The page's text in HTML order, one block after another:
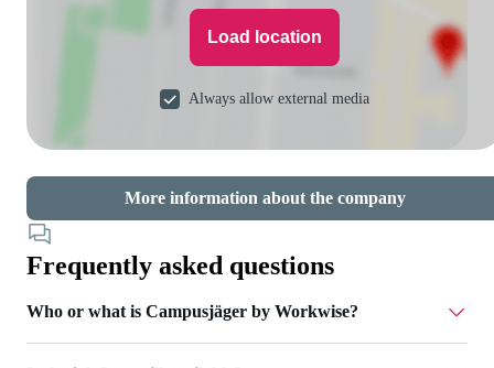
Load location
Always allow external media
More information about the company
Frequently asked questions
Who or what is Campusjäger by Workwise?